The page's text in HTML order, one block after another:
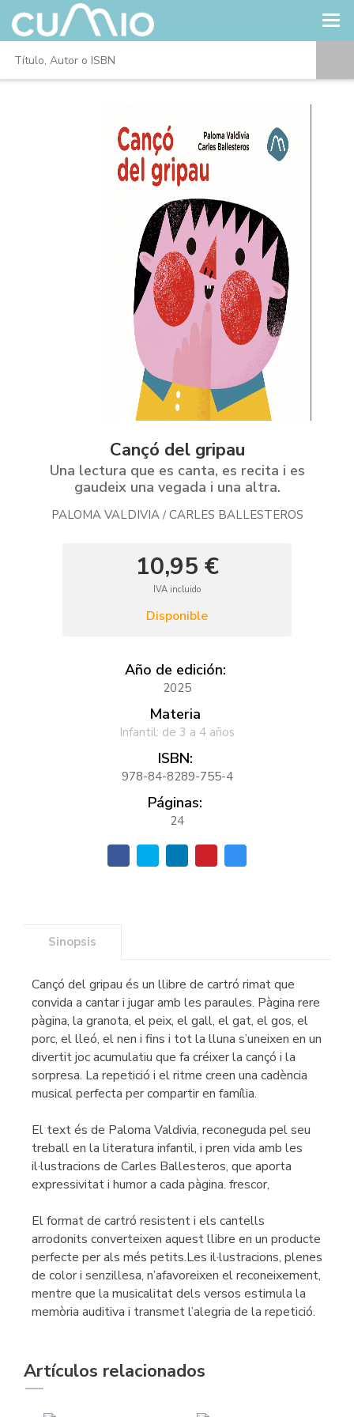
Cançó del gripau
Una lectura que es canta, es recita i es
gaudeix una vegada i una altra.
PALOMA VALDIVIA / CARLES BALLESTEROS
10,95 €
IVA incluido
Disponible
Año de edición:
2025
Materia
Infantil: de 3 a 4 años
ISBN:
978-84-8289-755-4
Páginas:
24
Sinopsis
Cançó del gripau és un llibre de cartró rimat que
convida a cantar i jugar amb les paraules. Pàgina rere
pàgina, la granota, el peix, el gall, el gat, el gos, el
porc, el lleó, el nen i fins i tot la lluna s’uneixen en un
divertit joc acumulatiu que fa créixer la cançó i la
sorpresa. La repetició i el ritme creen una cadència
musical perfecta per compartir en família.
El text és de Paloma Valdivia, reconeguda pel seu
treball en la literatura infantil, i pren vida amb les
il·lustracions de Carles Ballesteros, que aporta
expressivitat i humor a cada pàgina. frescor,
El format de cartró resistent i els cantells
arrodonits converteixen aquest llibre en un producte
perfecte per als més petits.Les il·lustracions, plenes
de color i senzillesa, n’afavoreixen el reconeixement,
mentre que la musicalitat dels versos estimula la
memòria auditiva i transmet l’alegria de la repetició.
Artículos relacionados